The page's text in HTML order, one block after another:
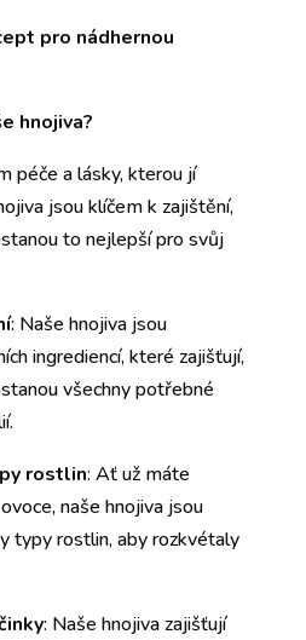
pro nádhernou
hnojiva?
péče a lásky, kterou jí
jsou klíčem k zajištění,
to nejlepší pro svůj
: Naše hnojiva jsou
ingrediencí, které zajišťují,
všechny potřebné
rostlin: Ať už máte
naše hnojiva jsou
typy rostlin, aby rozkvétaly
: Naše hnojiva zajišťují